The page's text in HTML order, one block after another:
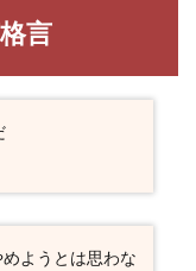
言
ようとは思わな